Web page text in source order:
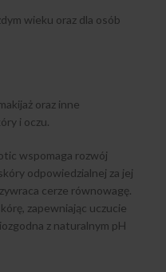
wieku oraz dla osób
oraz inne
i oczu.
wspomaga rozwój
odpowiedzialnej za jej
cerze równowagę.
zapewniając uczucie
z naturalnym pH